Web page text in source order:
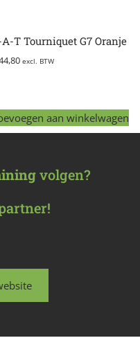
A-T Tourniquet G7 Oranje
excl. BTW
aan winkelwagen
volgen?